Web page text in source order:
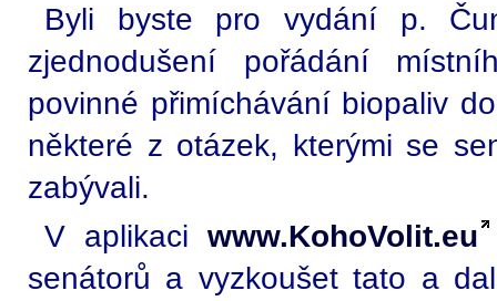
Byli byste pro vydání p.
zjednodušení pořádání
povinné přimíchávání biopaliv
některé z otázek, kterými se
zabývali.
V aplikaciwww.KohoVolit.eu
senátorů a vyzkoušet tato a